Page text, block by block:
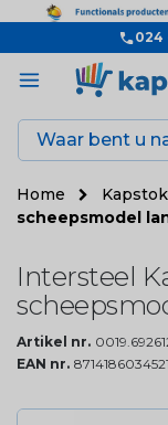
024
Home
scheepsmodel
Intersteel
Artikel nr.
EAN nr. 8714186034521